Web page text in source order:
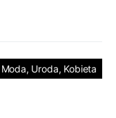
Moda, Uroda, Kobieta